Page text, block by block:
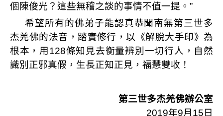
個陳俊光？這些無稽之談的事情不值一提。 ”
希望所有的佛弟子能認真恭聞南無第三世多
杰羌佛的法音，踏實修行，以《解脫大手印》為
根本，用 128條知見去衡量辨別一切行人，自然
識別正邪真假，生長正知正見，福慧雙收！
第三世多杰羌佛辦公室
2019年9月 15日